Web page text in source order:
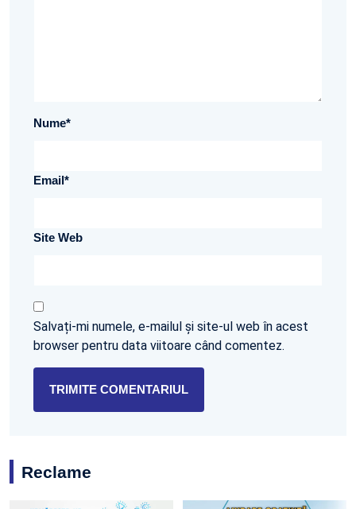
Nume*
Email*
Site Web
Salvați-mi numele, e-mailul și site-ul web în acest
browser pentru data viitoare când comentez.
Reclame